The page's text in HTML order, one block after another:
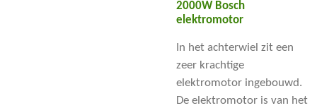
2000W Bosch
elektromotor
In het achterwiel zit een
zeer krachtige
elektromotor ingebouwd.
De elektromotor is van het